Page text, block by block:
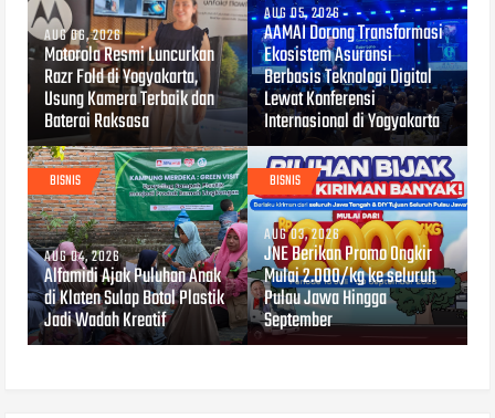
AUG 06, 2026
Motorola Resmi Luncurkan
Razr Fold di Yogyakarta,
Usung Kamera Terbaik dan
Baterai Raksasa
AUG 05, 2026
AAMAI Dorong Transformasi
Ekosistem Asuransi
Berbasis Teknologi Digital
Lewat Konferensi
Internasional di Yogyakarta
BISNIS
AUG 04, 2026
Alfamidi Ajak Puluhan Anak
di Klaten Sulap Botol Plastik
Jadi Wadah Kreatif
BISNIS
AUG 03, 2026
JNE Berikan Promo Ongkir
Mulai 2.000/kg ke seluruh
Pulau Jawa Hingga
September